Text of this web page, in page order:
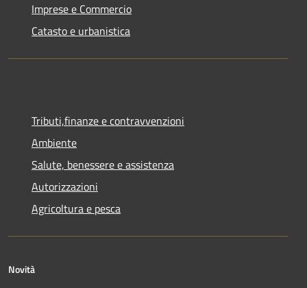
Imprese e Commercio
Catasto e urbanistica
Tributi,finanze e contravvenzioni
Ambiente
Salute, benessere e assistenza
Autorizzazioni
Agricoltura e pesca
Novità